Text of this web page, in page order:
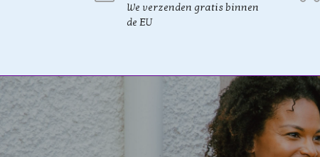
We verzenden gratis binnen
de EU